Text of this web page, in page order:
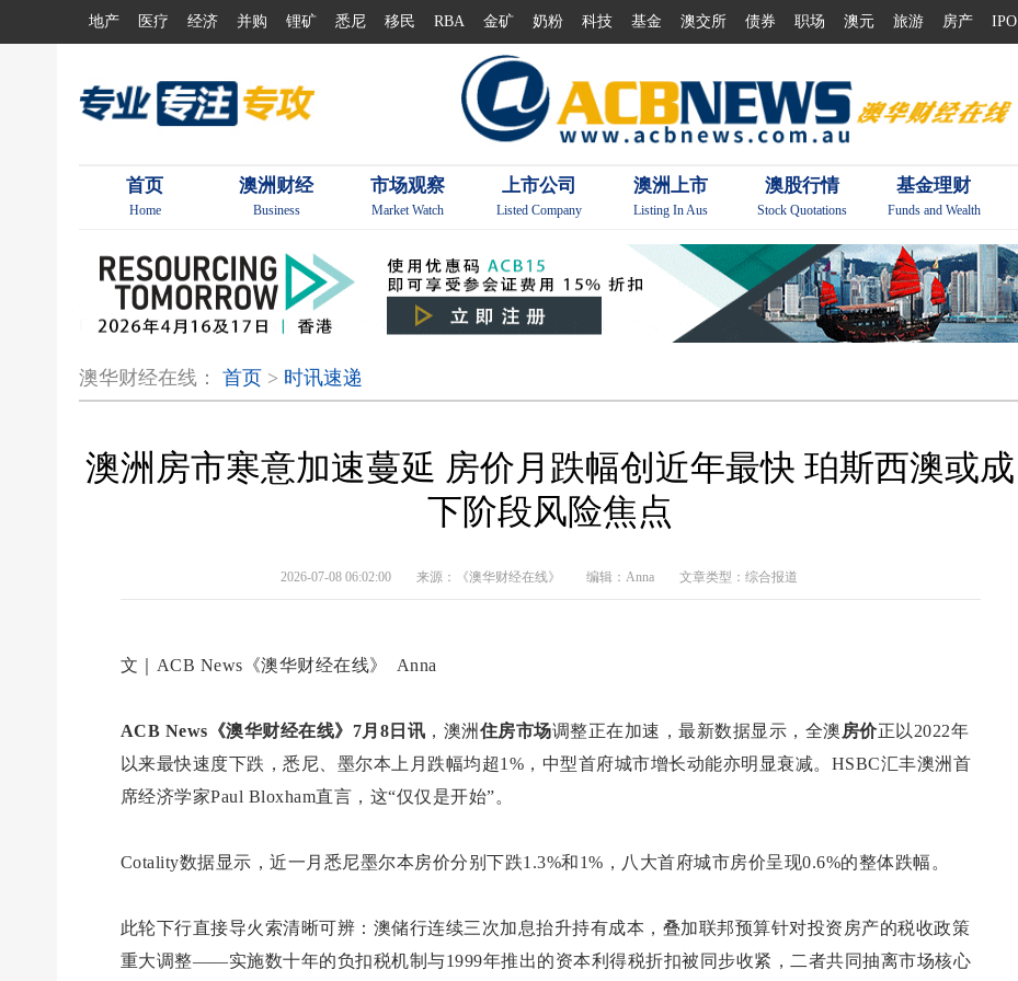
地产 医疗 经济 并购 锂矿 悉尼 移民 RBA 金矿 奶粉 科技 基金 澳交所 债券 职场 澳元 旅游 房产 IPO
首页
Home
澳洲财经
Business
市场观察
Market Watch
上市公司
Listed Company
澳洲上市
Listing In Aus
澳股行情
Stock Quotations
基金理财
Funds and Wealth
澳华财经在线： 首页 > 时讯速递
澳洲房市寒意加速蔓延 房价月跌幅创近年最快 珀斯西澳或成
下阶段风险焦点
2026-07-08 06:02:00 来源：《澳华财经在线》 编辑：Anna 文章类型：综合报道
文｜ACB News《澳华财经在线》 Anna
ACB News《澳华财经在线》7月8日讯 ，澳洲 住房市场调整正在加速，最新数据显示，全澳 房价正以2022年
以来最快速度下跌，悉尼、墨尔本上月跌幅均超1%，中型首府城市增长动能亦明显衰减。HSBC汇丰澳洲首
席经济学家Paul Bloxham直言，这“仅仅是开始”。
Cotality数据显示，近一月悉尼墨尔本房价分别下跌1.3%和1%，八大首府城市房价呈现0.6%的整体跌幅。
此轮下行直接导火索清晰可辨：澳储行连续三次加息抬升持有成本，叠加联邦预算针对投资房产的税收政策
重大调整——实施数十年的负扣税机制与1999年推出的资本利得税折扣被同步收紧，二者共同抽离市场核心